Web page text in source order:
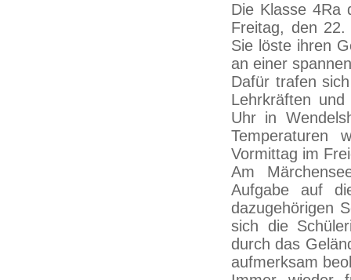
Die Klasse 4Ra
Freitag, den
Sie löste ihren
an einer
Dafür trafen
Lehrkräften
Uhr in
Temperaturen
Vormittag im
Am
Aufgabe auf
dazugehörigen
sich die
durch das
aufmerksam